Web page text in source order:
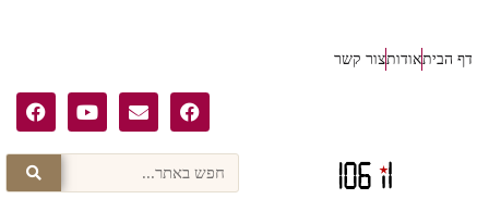
דף הביתאודותצור קשר